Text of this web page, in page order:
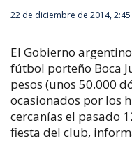
22 de diciembre de 2014, 2:45
El Gobierno
fútbol porteño Boca
pesos (unos 50.000
ocasionados por los
cercanías el pasado
fiesta del club,